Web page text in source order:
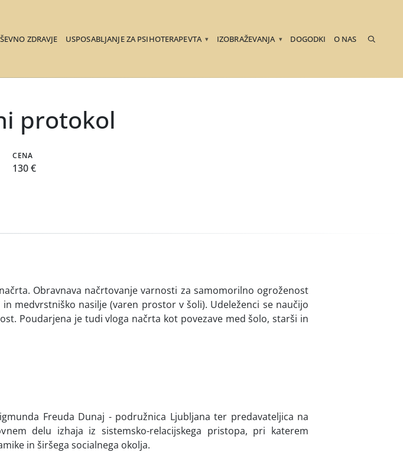
ZDRAVJE USPOSABLJANJE ZA PSIHOTERAPEVTA ▾ IZOBRAŽEVANJA ▾ DOGODKI O NAS
protokol
CENA
130 €
Obravnava načrtovanje varnosti za samomorilno ogroženost
medvrstniško nasilje (varen prostor v šoli). Udeleženci se naučijo
Poudarjena je tudi vloga načrta kot povezave med šolo, starši in
Freuda Dunaj - podružnica Ljubljana ter predavateljica na
delu izhaja iz sistemsko-relacijskega pristopa, pri katerem
in širšega socialnega okolja.